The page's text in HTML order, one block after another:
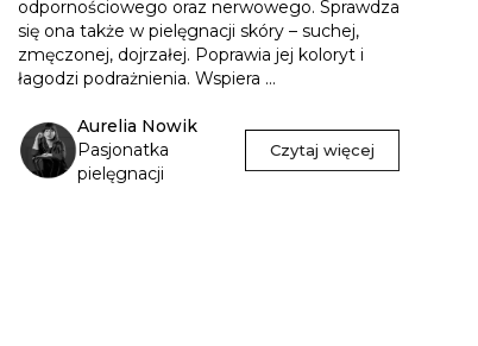
odpornościowego oraz nerwowego. Sprawdza
się ona także w pielęgnacji skóry – suchej,
zmęczonej, dojrzałej. Poprawia jej koloryt i
łagodzi podrażnienia. Wspiera ...
Aurelia Nowik
Pasjonatka
pielęgnacji
Czytaj więcej